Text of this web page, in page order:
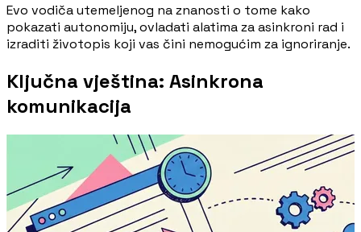
Evo vodiča utemeljenog na znanosti o tome kako
pokazati autonomiju, ovladati alatima za asinkroni rad i
izraditi životopis koji vas čini nemogućim za ignoriranje.
Ključna vještina: Asinkrona
komunikacija